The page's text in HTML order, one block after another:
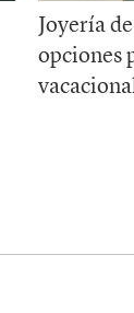
Joyería
opciones